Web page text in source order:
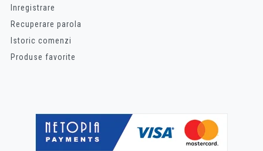
Inregistrare
Recuperare parola
Istoric comenzi
Produse favorite